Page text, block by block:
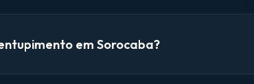
em Sorocaba?